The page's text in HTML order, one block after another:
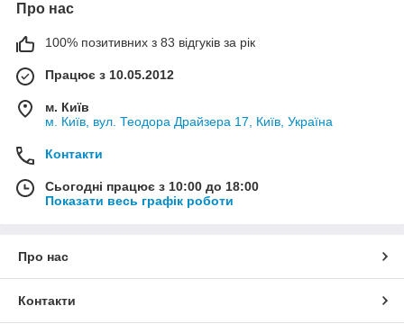
Про нас
100% позитивних з 83 відгуків за рік
Працює з 10.05.2012
м. Київ
м. Київ, вул. Теодора Драйзера 17, Київ, Україна
Контакти
Сьогодні працює з 10:00 до 18:00
Показати весь графік роботи
Про нас
Контакти